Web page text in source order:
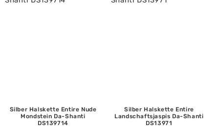
Silber Halskette Entire Nude
Mondstein Da-Shanti
DS139714
Silber Halskette Entire
Landschaftsjaspis Da-Shanti
DS13971